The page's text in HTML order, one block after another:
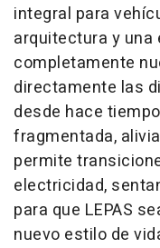
integral para
arquitectura y una
completamente
directamente las
desde hace
fragmentada,
permite
electricidad,
para que LEPAS
nuevo estilo de